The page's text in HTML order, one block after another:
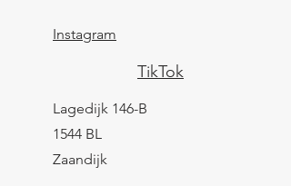
Instagram
TikTok
Lagedijk 146-B
1544 BL
Zaandijk